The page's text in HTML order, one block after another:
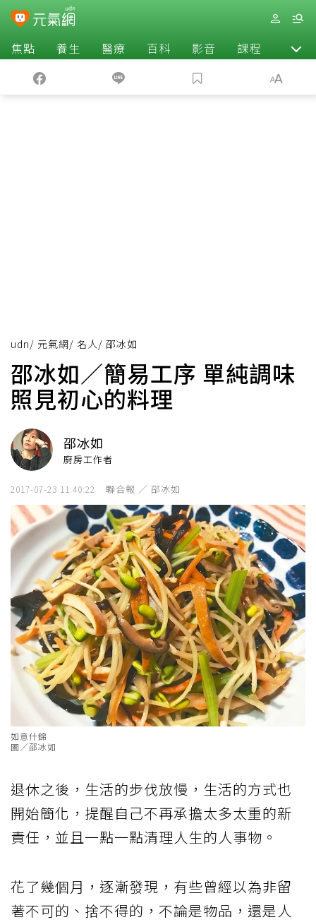
焦點 養生 醫療 百科 影音 課程 退休
udn/ 元氣網/ 名人/ 邵冰如
邵冰如／簡易工序 單純調味
照見初心的料理
邵冰如
廚房工作者
2017-07-23 11:40:22 聯合報 ／ 邵冰如
如意什錦
圖／邵冰如
退休之後，生活的步伐放慢，生活的方式也
開始簡化，提醒自己不再承擔太多太重的新
責任，並且一點一點清理人生的人事物。
花了幾個月，逐漸發現，有些曾經以為非留
著不可的、捨不得的，不論是物品，還是人